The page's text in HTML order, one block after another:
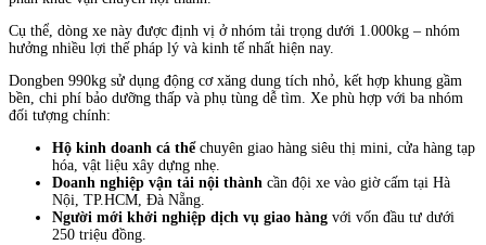
Cụ thể, dòng xe này được định vị ở nhóm tải trọng dưới 1.000kg – nhóm
hưởng nhiều lợi thế pháp lý và kinh tế nhất hiện nay.
Dongben 990kg sử dụng động cơ xăng dung tích nhỏ, kết hợp khung gầm
bền, chi phí bảo dưỡng thấp và phụ tùng dễ tìm. Xe phù hợp với ba nhóm
đối tượng chính:
Hộ kinh doanh cá thểchuyên giao hàng siêu thị mini, cửa hàng tạp
hóa, vật liệu xây dựng nhẹ.
Doanh nghiệp vận tải nội thành cần đội xe vào giờ cấm tại Hà
Nội, TP.HCM, Đà Nẵng.
Người mới khởi nghiệp dịch vụ giao hàng với vốn đầu tư dưới
250 triệu đồng.